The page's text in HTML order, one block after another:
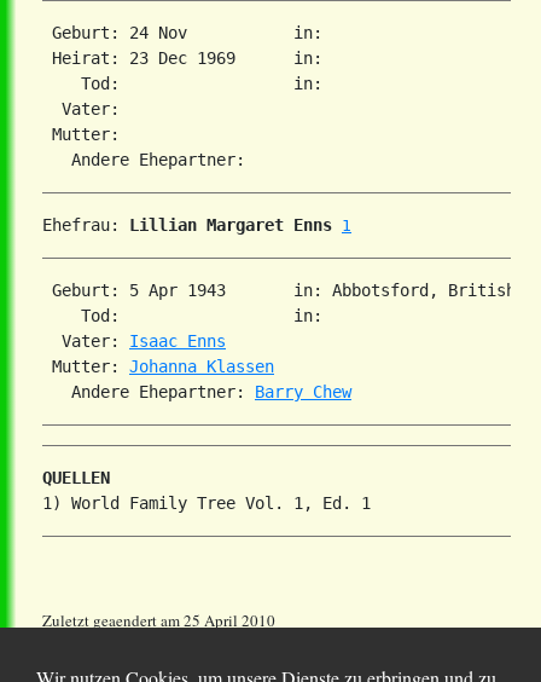
Geburt: 24 Nov           in:
Heirat: 23 Dec 1969      in:
    Tod:                  in:
  Vater:
Mutter:
Ehefrau: Lillian Margaret Enns 1
Geburt: 5 Apr 1943       in: Abbotsford, British
    Tod:                  in:
  Vater:
Isaac Enns
Mutter: Johanna Klassen
   Andere Ehepartner:
Barry Chew
QUELLEN
Zuletzt geaendert am 25 April 2010